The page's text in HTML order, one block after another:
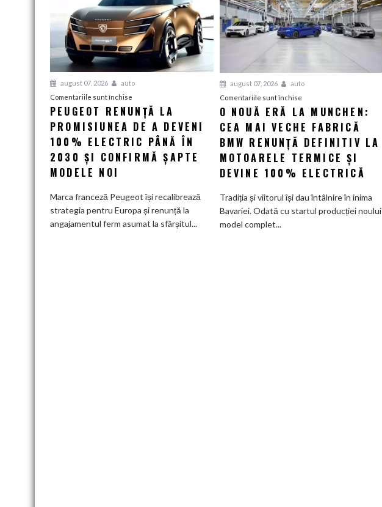
august 07, 2026
auto
Comentariile sunt închise
Peugeot
renunță
la
promisiunea
de
electric
PEUGEOT RENUNȚĂ LA
PROMISIUNEA DE A DEVENI
100% ELECTRIC PÂNĂ ÎN
2030 ȘI CONFIRMĂ ȘAPTE
MODELE NOI
Marca franceză Peugeot își recalibrează
strategia pentru Europa și renunță la
angajamentul ferm asumat la sfârșitul...
august 07, 2026
auto
Comentariile sunt închisepentru
O
nouă
eră
Munchen:
Cea
O NOUĂ ERĂ LA MUNCHEN:
CEA MAI VECHE FABRICĂ
BMW RENUNȚĂ DEFINITIV LA
MOTOARELE TERMICE ȘI
DEVINE 100% ELECTRICĂ
Tradiția și viitorul își dau întâlnire în inima
Bavariei. Odată cu startul producției noului
model complet...